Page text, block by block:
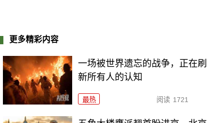
更多精彩内容
一场被世界遗忘的战争，正在刷
新所有人的认知
最热 阅读 1721